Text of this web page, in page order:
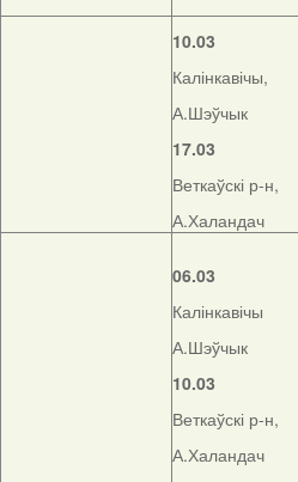
10.03
Калінкавічы,
А.Шэўчык
17.03
Веткаўскі р-н,
А.Халандач
06.03
Калінкавічы
А.Шэўчык
10.03
Веткаўскі р-н,
А.Халандач